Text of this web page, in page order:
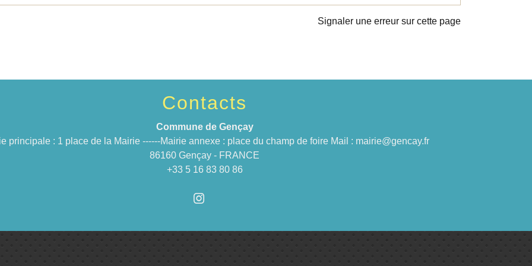
Signaler une erreur sur cette page
Contacts
Commune de Gençay
principale : 1 place de la Mairie ------Mairie annexe : place du champ de foire Mail : mairie@gencay.fr
86160 Gençay - FRANCE
+33 5 16 83 80 86